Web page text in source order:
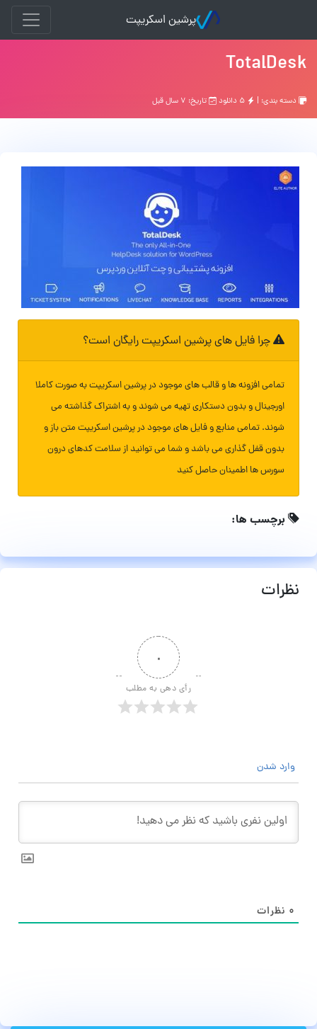
پرشین اسکریپت
TotalDesk
دسته بندی: | تاریخ: ۷ سال قبل
چرا فایل های پرشین اسکریپت رایگان است؟
تمامی افزونه ها و قالب های موجود در پرشین اسکریپت به صورت کاملا
اورجینال و بدون دستکاری تهیه می شوند و به اشتراک گذاشته می
شوند. تمامی منابع و فایل های موجود در پرشین اسکریپت متن باز و
بدون قفل گذاری می باشد و شما می توانید از سلامت کدهای درون
سورس ها اطمینان حاصل کنید
برچسب ها:
نظرات
۰
رأی دهی به مطلب
وارد شدن
۰ نظرات